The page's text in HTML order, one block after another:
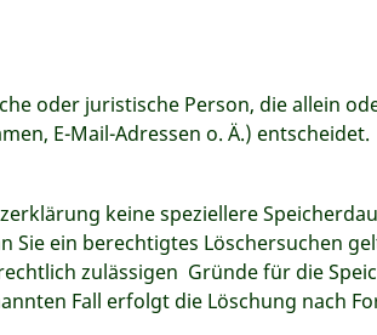
oder juristische Person, die allein
E-Mail-Adressen o. Ä.) entscheidet.
keine speziellere
Sie ein berechtigtes Löschersuchen
zulässigen Gründe für die
Fall erfolgt die Löschung nach